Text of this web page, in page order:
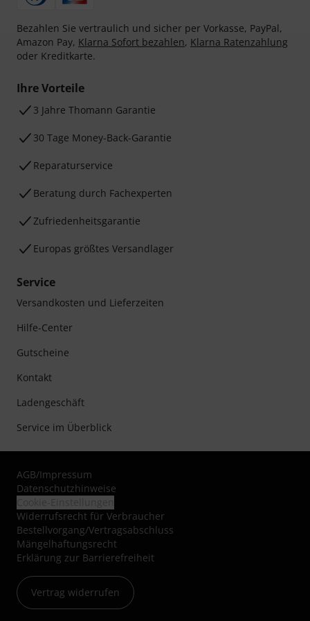
Bezahlen Sie vertraulich und sicher per Vorkasse, PayPal,
Amazon Pay, Klarna Sofort bezahlen, Klarna Ratenzahlung
oder Kreditkarte.
Ihre Vorteile
3 Jahre Thomann Garantie
30 Tage Money-Back-Garantie
Reparaturservice
Beratung durch Fachexperten
Zufriedenheitsgarantie
Europas größtes Versandlager
Service
Versandkosten und Lieferzeiten
Hilfe-Center
Gutscheine
Kontakt
Ladengeschäft
Service im Überblick
AGB/Impressum
Datenschutzhinweise
Widerrufsrecht für Verbraucher
Bestellvorgang/Vertragsabschluss
Mängelhaftungsrecht
Erklärung zur Barrierefreiheit
Vertrag widerrufen